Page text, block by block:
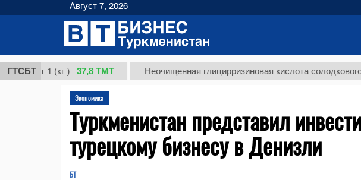
ГТСБТ
1 (кг.) 37,8 ТМТ Неочищенная глицирризиновая кислота солодкового корня
Экономика
Туркменистан представил
турецкому бизнесу в Денизли
БТ
Август 7, 2026